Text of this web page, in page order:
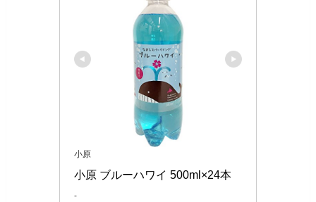
小原
小原 ブルーハワイ 500ml×24本
-